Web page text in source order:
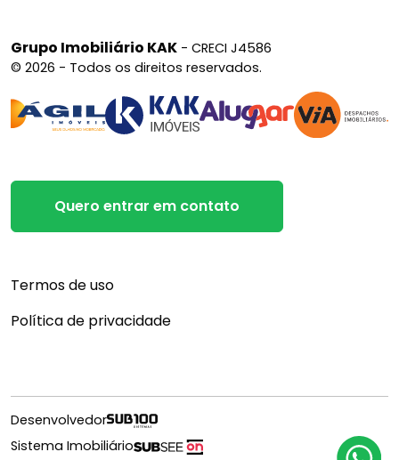
Grupo Imobiliário KAK - CRECI J4586
© 2026 - Todos os direitos reservados.
Quero entrar em contato
Termos de uso
Política de privacidade
Desenvolvedor
Sistema Imobiliário